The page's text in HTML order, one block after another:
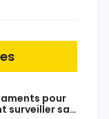
pour
surveiller sa